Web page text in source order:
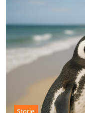
Storie